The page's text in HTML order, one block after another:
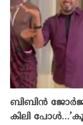
ബിബിൻ
കിലി